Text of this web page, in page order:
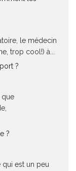
le médecin
trop cool!) à...
?
que
?
qui est un peu